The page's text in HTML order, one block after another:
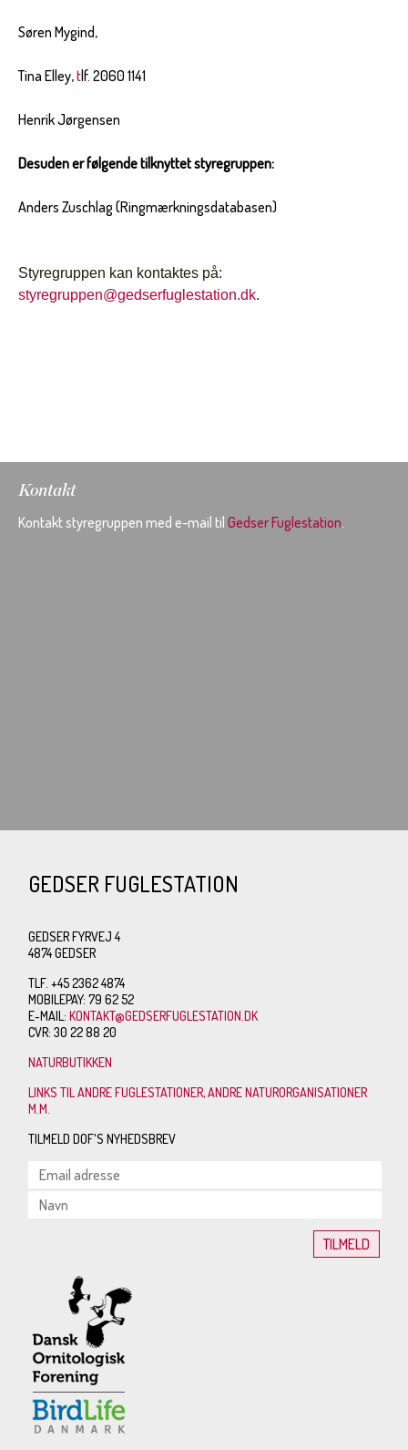
Søren Mygind,
Tina Elley,tlf. 2060 1141
Henrik Jørgensen
Desuden er følgende tilknyttet styregruppen:
Anders Zuschlag (Ringmærkningsdatabasen)
Styregruppen kan kontaktes på:
styregruppen@gedserfuglestation.dk.
Kontakt
Kontakt styregruppen med e-mail til Gedser Fuglestation.
GEDSER FUGLESTATION
GEDSER FYRVEJ 4
4874 GEDSER
TLF. +45 2362 4874
MOBILEPAY: 79 62 52
E-MAIL:KONTAKT@GEDSERFUGLESTATION.DK
CVR: 30 22 88 20
NATURBUTIKKEN
LINKS TIL ANDRE FUGLESTATIONER, ANDRE NATURORGANISATIONER
M.M.
TILMELD DOF'S NYHEDSBREV